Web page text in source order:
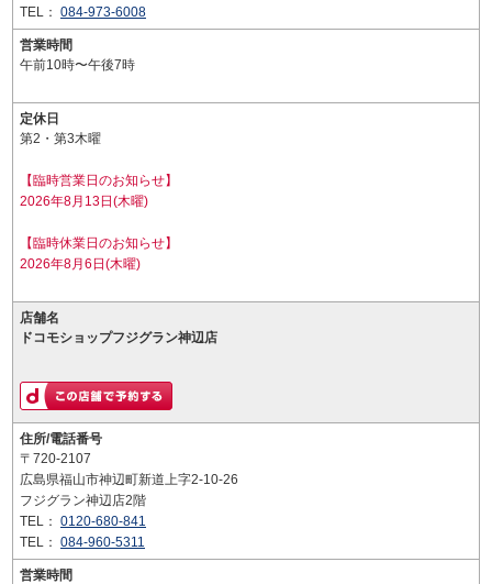
TEL： 084-973-6008
営業時間
午前10時〜午後7時
定休日
第2・第3木曜
【臨時営業日のお知らせ】
2026年8月13日(木曜)
【臨時休業日のお知らせ】
2026年8月6日(木曜)
店舗名
ドコモショップフジグラン神辺店
住所/電話番号
〒720-2107
広島県福山市神辺町新道上字2-10-26
フジグラン神辺店2階
TEL： 0120-680-841
TEL： 084-960-5311
営業時間